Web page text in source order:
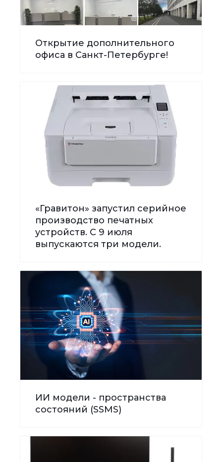
Открытие дополнительного
офиса в Санкт-Петербурге!
«Гравитон» запустил серийное
производство печатных
устройств. С 9 июля
выпускаются три модели.
ИИ модели - пространства
состояний (SSMS)